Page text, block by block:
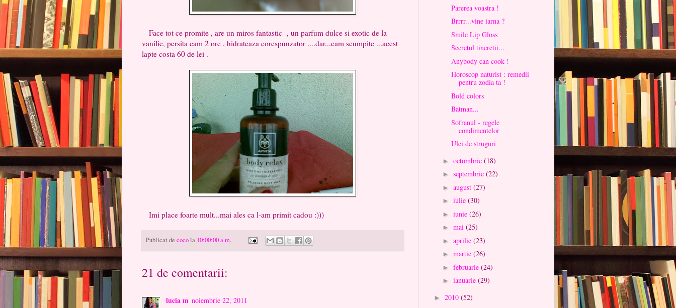
Face tot ce promite , are un miros fantastic , un parfum dulce si exotic de la
vanilie, persita cam 2 ore , hidrateaza corespunzator ....dar...cam scumpite ...acest
lapte costa 60 de lei .
Imi place foarte mult...mai ales ca l-am primit cadou :)))
Publicat de cocola 10:00:00 a.m.
21 de comentarii:
lucia m noiembrie 22, 2011
Parerea voastra !
Brrrr...vine iarna ?
Smile Lip Gloss
Secretul tineretii...
Anybody can cook !
Horoscop naturist : remedii
pentru zodia ta !
Bold colors
Batman...
Sofranul - regele
condimentelor
Ulei de struguri
► octombrie (18)
► septembrie (22)
► august (27)
► iulie (30)
► iunie (26)
► mai (25)
► aprilie (23)
► martie (26)
► februarie (24)
► ianuarie (29)
► 2010 (52)